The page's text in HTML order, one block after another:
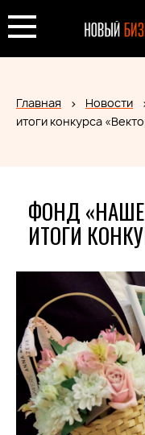
Главная Новости
итоги конкурса
ФОНД
ИТОГИ